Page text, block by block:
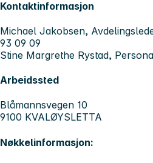
Kontaktinformasjon
Michael Jakobsen,
93 09 09
Stine Margrethe Rystad,
Arbeidssted
Blåmannsvegen 10
9100 KVALØYSLETTA
Nøkkelinformasjon: